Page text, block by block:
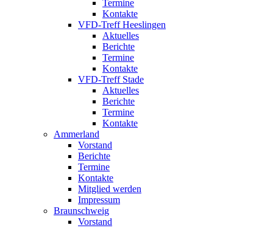
Termine
Kontakte
VFD-Treff Heeslingen
Aktuelles
Berichte
Termine
Kontakte
VFD-Treff Stade
Aktuelles
Berichte
Termine
Kontakte
Ammerland
Vorstand
Berichte
Termine
Kontakte
Mitglied werden
Impressum
Braunschweig
Vorstand